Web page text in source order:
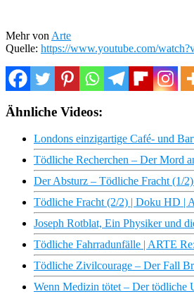
Mehr von Arte
Quelle: https://www.youtube.com/
Ähnliche Videos:
Londons einzigartige Café- und
Tödliche Recherchen – Der Mord
Der Absturz – Tödliche Fracht (1/
Tödliche Fracht (2/2) | Doku HD |
Joseph Rotblat, Ein Physiker und
Tödliche Fahrradunfälle | ARTE Re:
Tödliche Zivilcourage – Der Fall
Wenn Medizin tötet – Der tödliche